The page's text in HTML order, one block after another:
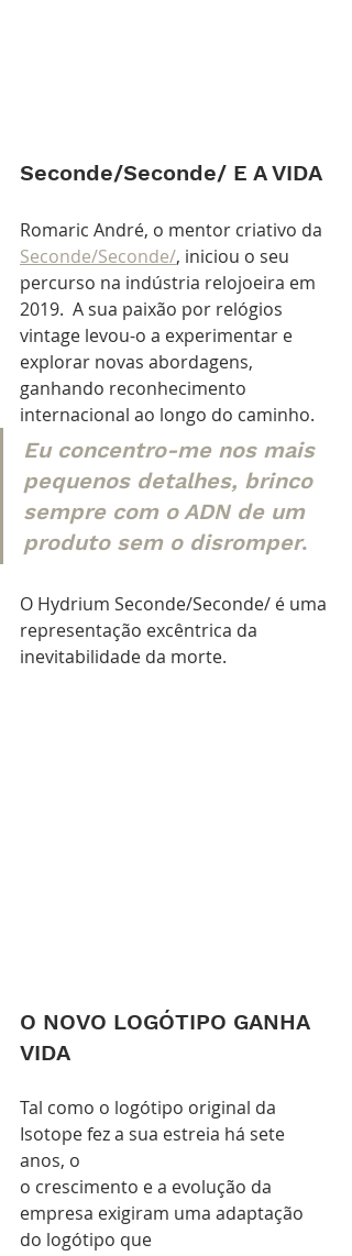
Seconde/Seconde/ E A VIDA
Romaric André, o mentor criativo da
Seconde/Seconde/, iniciou o seu
percurso na indústria relojoeira em
2019.  A sua paixão por relógios
vintage levou-o a experimentar e
explorar novas abordagens,
ganhando reconhecimento
internacional ao longo do caminho.
Eu concentro-me nos mais
pequenos detalhes, brinco
sempre com o ADN de um
produto sem o disromper.
O Hydrium Seconde/Seconde/ é uma
representação excêntrica da
inevitabilidade da morte.
O NOVO LOGÓTIPO GANHA
Tal como o logótipo original da
Isotope fez a sua estreia há sete
anos, o
o crescimento e a evolução da
empresa exigiram uma adaptação
do logótipo que